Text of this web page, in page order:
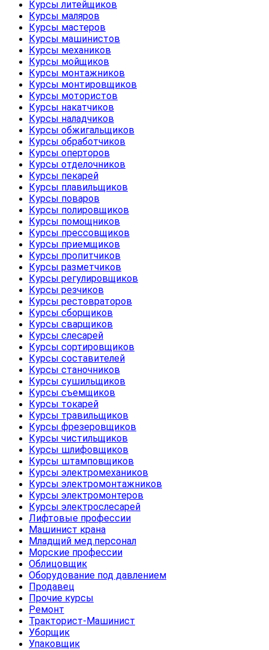
Курсы литейщиков
Курсы маляров
Курсы мастеров
Курсы машинистов
Курсы механиков
Курсы мойщиков
Курсы монтажников
Курсы монтировщиков
Курсы мотористов
Курсы накатчиков
Курсы наладчиков
Курсы обжигальщиков
Курсы обработчиков
Курсы оперторов
Курсы отделочников
Курсы пекарей
Курсы плавильщиков
Курсы поваров
Курсы полировщиков
Курсы помощников
Курсы прессовщиков
Курсы приемщиков
Курсы пропитчиков
Курсы разметчиков
Курсы регулировщиков
Курсы резчиков
Курсы рестовраторов
Курсы сборщиков
Курсы сварщиков
Курсы слесарей
Курсы сортировщиков
Курсы составителей
Курсы станочников
Курсы сушильщиков
Курсы съемщиков
Курсы токарей
Курсы травильщиков
Курсы фрезеровщиков
Курсы чистильщиков
Курсы шлифовщиков
Курсы штамповщиков
Курсы электромехаников
Курсы электромонтажников
Курсы электромонтеров
Курсы электрослесарей
Лифтовые профессии
Машинист крана
Младщий мед.персонал
Морские профессии
Облицовщик
Оборудование под давлением
Продавец
Прочие курсы
Ремонт
Тракторист-Машинист
Уборщик
Упаковщик